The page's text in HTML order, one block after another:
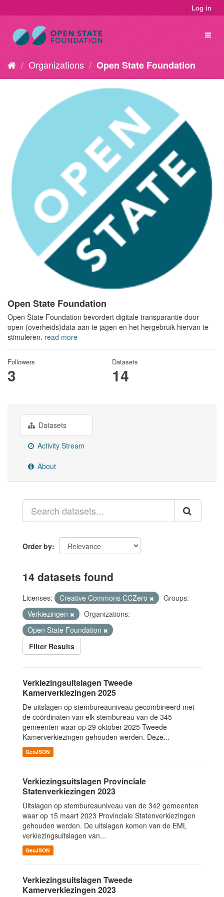
Log in
Organizations Open State Foundation
Open State Foundation
Open State Foundation bevordert digitale transparantie door
open (overheids)data aan te jagen en het hergebruik hiervan te
stimuleren. read more
Followers
3
Datasets
14
Datasets
Activity Stream
About
Order by
14 datasets found
Licenses: Creative Commons CCZero
Groups:
Verkiezingen
Organizations:
Open State Foundation
Filter Results
Verkiezingsuitslagen Tweede
Kamerverkiezingen 2025
De uitslagen op stembureauniveau gecombineerd met
de coördinaten van elk stembureau van de 345
gemeenten waar op 29 oktober 2025 Tweede
Kamerverkiezingen gehouden werden. Deze...
GeoJSON
Verkiezingsuitslagen Provinciale
Statenverkiezingen 2023
Uitslagen op stembureauniveau van de 342 gemeenten
waar op 15 maart 2023 Provinciale Statenverkiezingen
gehouden werden. De uitslagen komen van de EML
verkiezingsuitslagen van...
GeoJSON
Verkiezingsuitslagen Tweede
Kamerverkiezingen 2023